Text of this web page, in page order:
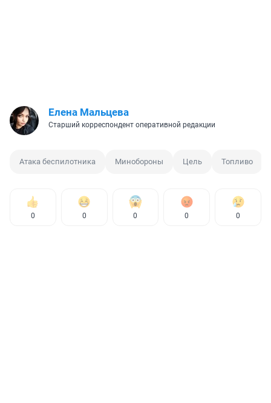
Елена Мальцева
Старший корреспондент оперативной редакции
Атака беспилотника Минобороны Цель Топливо
0 0 0 0 0